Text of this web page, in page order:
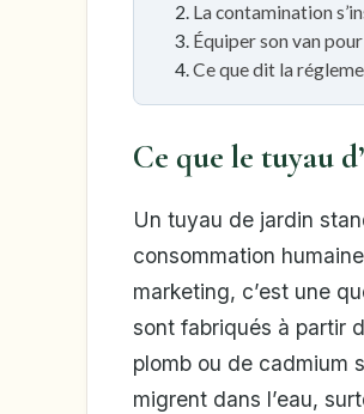
La contamination
Équiper son van
Ce que dit la
Ce que le tuyau
Un tuyau de jardin
consommation
marketing, c’est une
sont fabriqués à partir
plomb ou de cadmium
migrent dans l’eau,